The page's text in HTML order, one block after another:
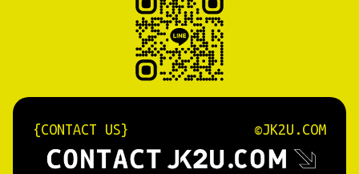
{CONTACT US} ©JK2U.COM